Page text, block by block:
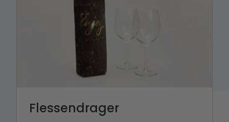
Flessendrager